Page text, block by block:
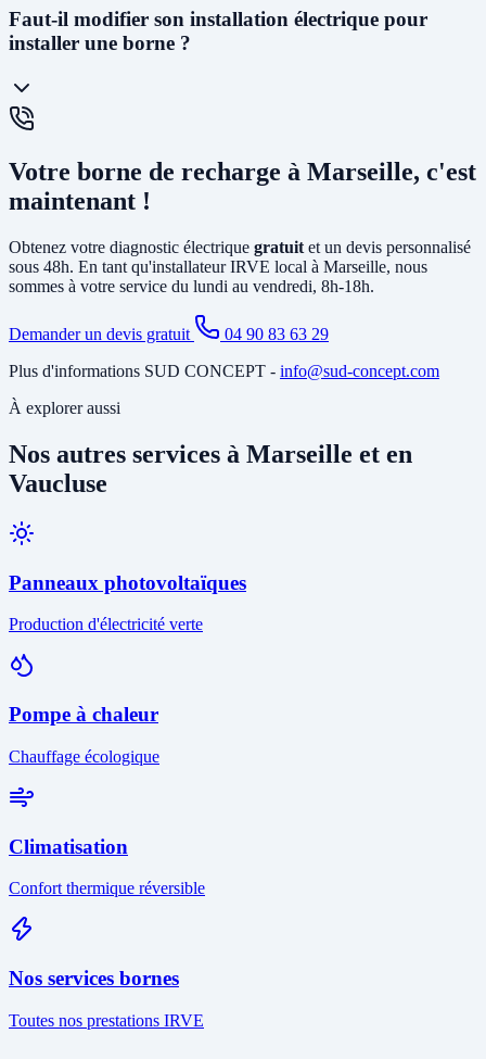
Laprise renforcée (Green'Up)délivre 3,2kW et permet de
recharger un véhicule en 12 à 20h. C'est la solution la plus
économique. La wallbox (7kW à 22kW) est beaucoup plus rapide
smartphone, et obligatoire pour certains types de véhicules. C'est la
solution recommandée pour un usage quotidien.
Faut-il modifier son installation électrique pour
installer une borne ?
Cela dépend de votre installation existante. Dans la plupart des
depuis le tableau électrique et poser un disjoncteur différentiel
spécifique. Si votre abonnement est trop faible, il peut être
nécessaire d'augmenter la puissance souscrite
Votre borne de recharge à Marseille, c'est
maintenant !
Obtenez votre diagnostic électrique gratuit et un devis personnalisé
sous 48h. En tant qu'installateur IRVE local à Marseille, nous
sommes à votre service du lundi au vendredi, 8h-18h.
Demander un devis gratuit
04 90 83 63 29
Plus d'informations SUD CONCEPT - info@sud-concept.com
À explorer aussi
Nos autres services à Marseille et en
Vaucluse
Panneaux photovoltaïques
Production d'électricité verte
Pompe à chaleur
Chauffage écologique
Climatisation
Confort thermique réversible
Nos services bornes
Toutes nos prestations IRVE